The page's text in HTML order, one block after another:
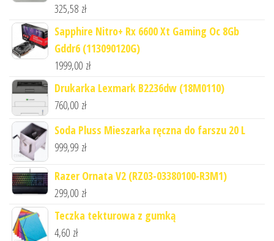
325,58 zł
Sapphire Nitro+ Rx 6600 Xt Gaming Oc 8Gb
Gddr6 (113090120G)
1999,00 zł
Drukarka Lexmark B2236dw (18M0110)
760,00 zł
Soda Pluss Mieszarka ręczna do farszu 20 L
999,99 zł
Razer Ornata V2 (RZ03-03380100-R3M1)
299,00 zł
Teczka tekturowa z gumką
4,60 zł